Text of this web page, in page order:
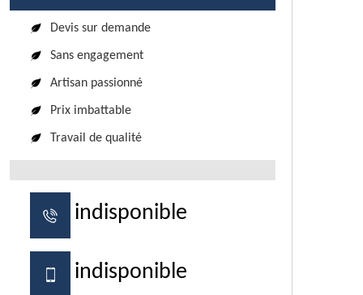
Devis sur demande
Sans engagement
Artisan passionné
Prix imbattable
Travail de qualité
indisponible
indisponible